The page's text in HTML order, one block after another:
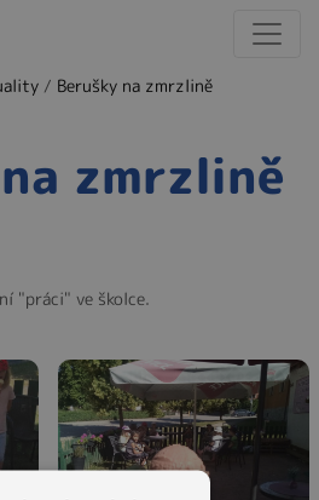
/ Berušky na zmrzlině
zmrzlině
"práci" ve školce.